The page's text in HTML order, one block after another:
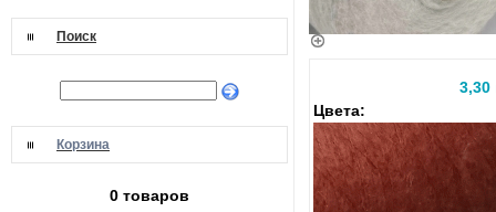
Поиск
Корзина
0 товаров
3,30
Цвета: